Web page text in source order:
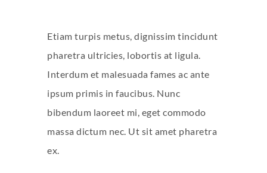
Etiam turpis metus, dignissim tincidunt
pharetra ultricies, lobortis at ligula.
Interdum et malesuada fames ac ante
ipsum primis in faucibus. Nunc
bibendum laoreet mi, eget commodo
massa dictum nec. Ut sit amet pharetra
ex.